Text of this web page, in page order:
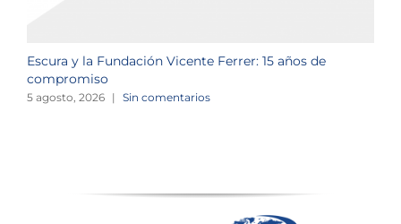
Escura y la Fundación Vicente Ferrer: 15 años de
compromiso
5 agosto, 2026 | Sin comentarios